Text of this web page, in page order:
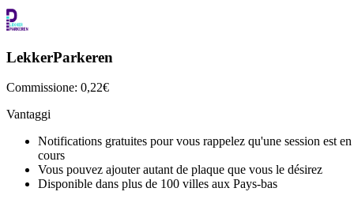
LekkerParkeren
Commissione: 0,22€
Vantaggi
Notifications gratuites pour vous rappelez qu'une session est en
cours
Vous pouvez ajouter autant de plaque que vous le désirez
Disponible dans plus de 100 villes aux Pays-bas